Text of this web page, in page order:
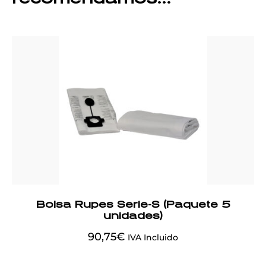
Bolsa Rupes Serie-S (Paquete 5
unidades)
90,75€ IVA Incluido